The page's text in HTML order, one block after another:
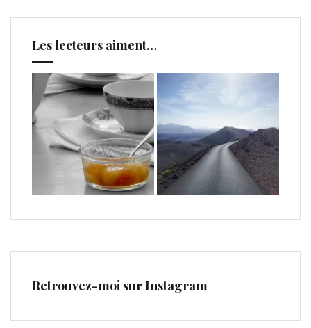
Les lecteurs aiment…
Retrouvez-moi sur Instagram